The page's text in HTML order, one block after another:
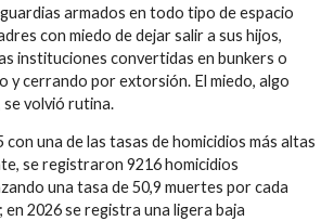
armados en todo tipo de espacio
con miedo de dejar salir a sus hijos,
instituciones convertidas en bunkers o
y cerrando por extorsión. El miedo, algo
volvió rutina.
una de las tasas de homicidios más altas
se registraron 9216 homicidios
una tasa de 50,9 muertes por cada
2026 se registra una ligera baja